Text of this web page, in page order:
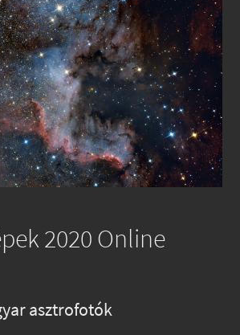
2020 Online
asztrofotók